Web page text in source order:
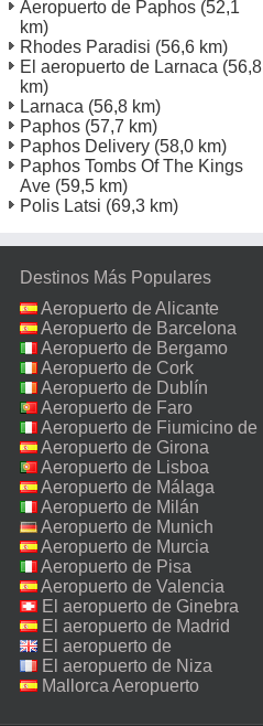
Aeropuerto de Paphos (52,1
km)
Rhodes Paradisi (56,6 km)
El aeropuerto de Larnaca (56,8
km)
Larnaca (56,8 km)
Paphos (57,7 km)
Paphos Delivery (58,0 km)
Paphos Tombs Of The Kings
Ave (59,5 km)
Polis Latsi (69,3 km)
Destinos Más Populares
Aeropuerto de Alicante
Aeropuerto de Barcelona
Aeropuerto de Bergamo
Aeropuerto de Cork
Aeropuerto de Dublín
Aeropuerto de Faro
Aeropuerto de Fiumicino de
Roma
Aeropuerto de Girona
Aeropuerto de Lisboa
Aeropuerto de Málaga
Aeropuerto de Milán
Malpensa
Aeropuerto de Munich
Aeropuerto de Murcia
Aeropuerto de Pisa
Aeropuerto de Valencia
El aeropuerto de Ginebra
El aeropuerto de Madrid
El aeropuerto de
Manchester
El aeropuerto de Niza
Mallorca Aeropuerto